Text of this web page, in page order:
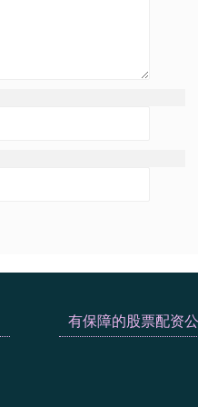
有保障的股票配资